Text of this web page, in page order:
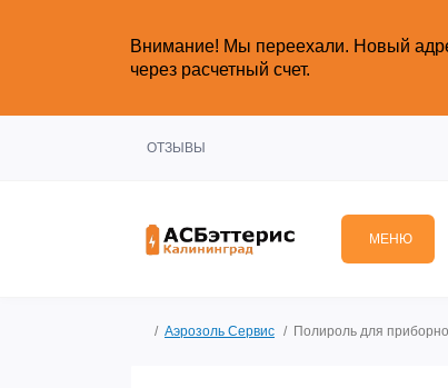
Внимание! Мы переехали. Новый
через расчетный счет.
ОТЗЫВЫ
МЕНЮ
Аэрозоль Сервис Полироль для